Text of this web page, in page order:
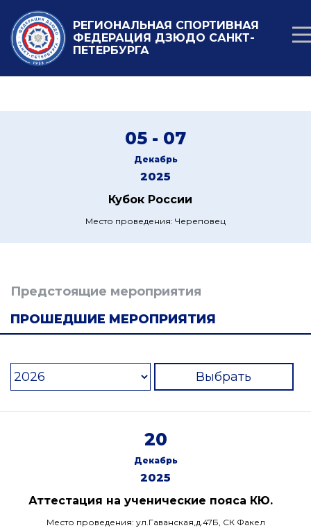
РЕГИОНАЛЬНАЯ СПОРТИВНАЯ
ФЕДЕРАЦИЯ ДЗЮДО САНКТ-
ПЕТЕРБУРГА
05 - 07
Декабрь
2025
Кубок России
Место проведения: Череповец
Предстоящие мероприятия
ПРОШЕДШИЕ МЕРОПРИЯТИЯ
Выбрать
20
Декабрь
2025
Аттестация на ученические пояса КЮ.
Место проведения: ул.Гаванская,д.47Б, СК Факел